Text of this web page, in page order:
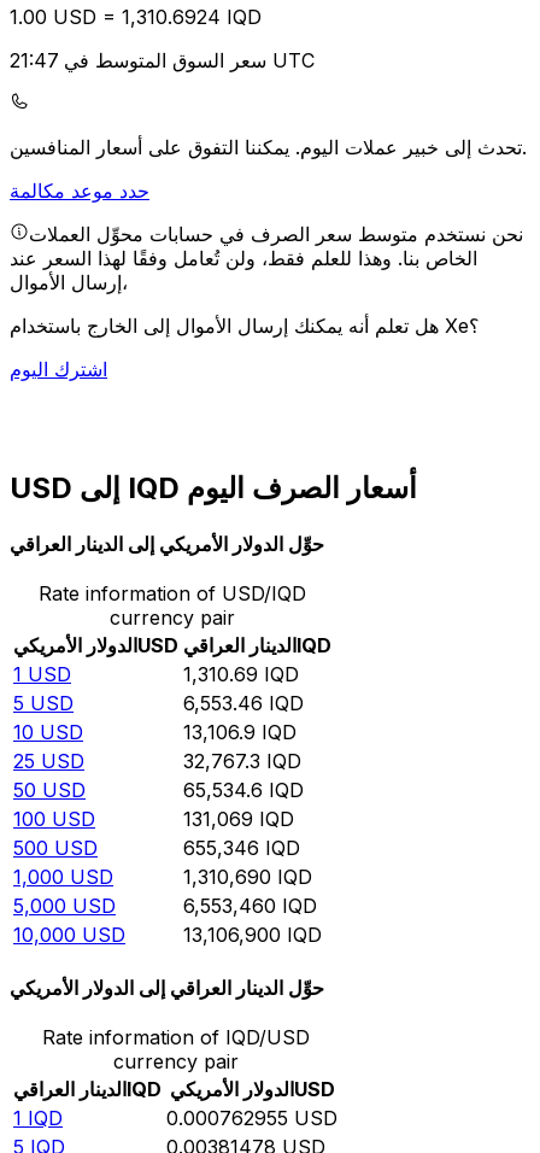
1.00 USD = 1,310.6924 IQD
سعر السوق المتوسط في 21:47 UTC
تحدث إلى خبير عملات اليوم.يمكننا التفوق على أسعار المنافسين.
حدد موعد مكالمة
نحن نستخدم متوسط سعر الصرف في حسابات محوِّل العملات
الخاص بنا. وهذا للعلم فقط، ولن تُعامل وفقًا لهذا السعر عند
إرسال الأموال،
هل تعلم أنه يمكنك إرسال الأموال إلى الخارج باستخدام Xe؟
اشترك اليوم
USD إلى IQD أسعار الصرف اليوم
حوِّل الدولار الأمريكي إلى الدينار العراقي
Rate information of USD/IQD
currency pair
الدولار الأمريكيUSD الدينار العراقيIQD
1 USD 1,310.69 IQD
5 USD 6,553.46 IQD
10 USD 13,106.9 IQD
25 USD 32,767.3 IQD
50 USD 65,534.6 IQD
100 USD 131,069 IQD
500 USD 655,346 IQD
1,000 USD 1,310,690 IQD
5,000 USD 6,553,460 IQD
10,000 USD 13,106,900 IQD
حوِّل الدينار العراقي إلى الدولار الأمريكي
Rate information of IQD/USD
currency pair
الدينار العراقيIQD الدولار الأمريكيUSD
1 IQD 0.000762955 USD
5 IQD 0.00381478 USD